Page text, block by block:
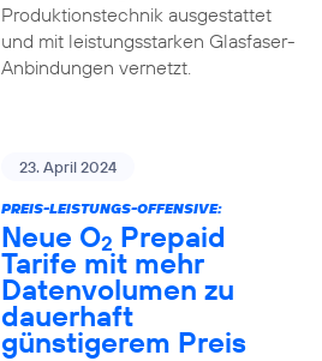
Produktionstechnik ausgestattet
und mit leistungsstarken Glasfaser-
Anbindungen vernetzt.
23. April 2024
PREIS-LEISTUNGS-OFFENSIVE:
Neue O2 Prepaid
Tarife mit mehr
Datenvolumen zu
dauerhaft
günstigerem Preis